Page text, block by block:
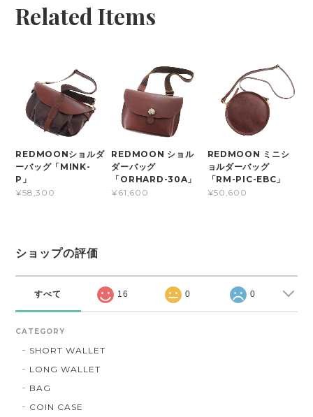
Related Items
REDMOONショルダ
ーバッグ「MINK-
P」
¥58,300
REDMOON ショル
ダーバッグ
「ORHARD-30A」
¥61,600
REDMOON ミニシ
ョルダーバッグ
「RM-PIC-EBC」
¥50,600
ショップの評価
すべて 16 0 0
CATEGORY
SHORT WALLET
LONG WALLET
BAG
COIN CASE